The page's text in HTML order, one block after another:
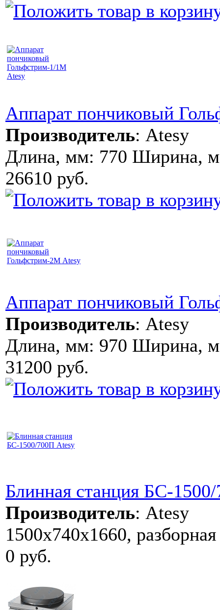
Аппарат пончиковый
Производитель: Atesy
Длина, мм: 770 Ширина,
26610 руб.
Аппарат пончиковый
Производитель: Atesy
Длина, мм: 970 Ширина,
31200 руб.
Блинная станция БС-
Производитель: Atesy
1500х740х1660, разборная
0 руб.